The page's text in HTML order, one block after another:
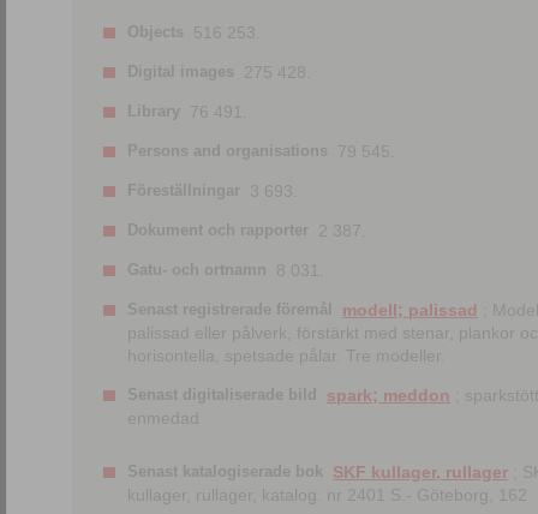
Objects 516 253.
Digital images 275 428.
Library 76 491.
Persons and organisations 79 545.
Föreställningar 3 693.
Dokument och rapporter 2 387.
Gatu- och ortnamn 8 031.
Senast registrerade föremål modell; palissad
;
palissad eller pålverk, förstärkt med stenar, plankor
horisontella, spetsade pålar. Tre modeller.
Senast digitaliserade bild spark; meddon ;
enmedad
Senast katalogiserade bok SKF kullager, rullager ;
kullager, rullager, katalog. nr 2401 S.- Göteborg, 162